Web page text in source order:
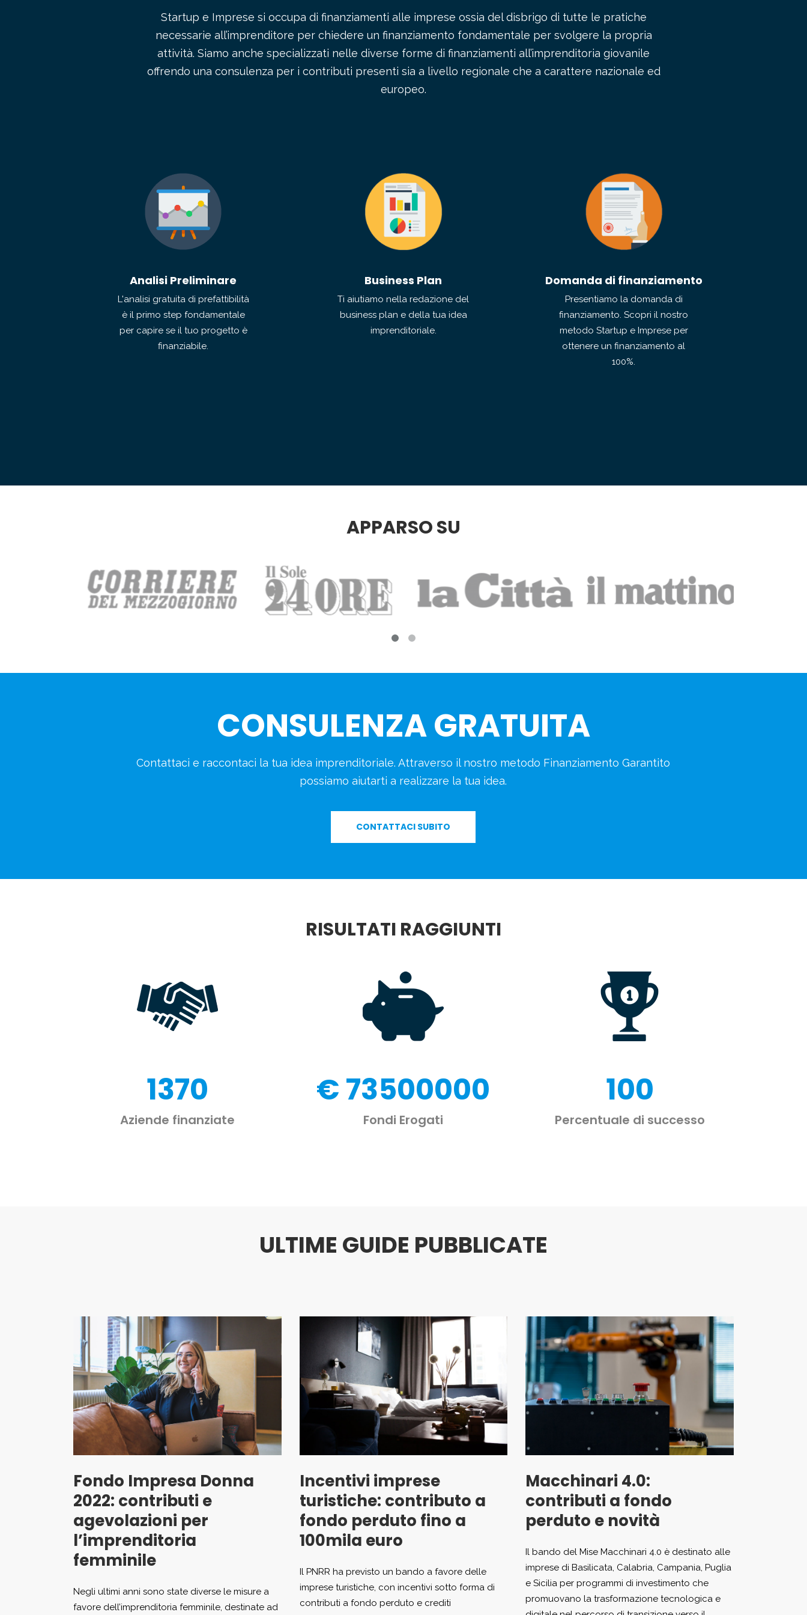
Startup e Imprese si occupa di finanziamenti alle imprese ossia del disbrigo di tutte le pratiche
necessarie all’imprenditore per chiedere un finanziamento fondamentale per svolgere la propria
attività. Siamo anche specializzati nelle diverse forme di finanziamenti all’imprenditoria giovanile
offrendo una consulenza per i contributi presenti sia a livello regionale che a carattere nazionale ed
europeo.
Analisi Preliminare
L'analisi gratuita di prefattibilità
è il primo step fondamentale
per capire se il tuo progetto è
finanziabile.
Business Plan
Ti aiutiamo nella redazione del
business plan e della tua idea
imprenditoriale.
Domanda di finanziamento
Presentiamo la domanda di
finanziamento. Scopri il nostro
metodo Startup e Imprese per
ottenere un finanziamento al
100%.
APPARSO SU
CONSULENZA GRATUITA
Contattaci e raccontaci la tua idea imprenditoriale. Attraverso il nostro metodo Finanziamento Garantito
possiamo aiutarti a realizzare la tua idea.
CONTATTACI SUBITO
RISULTATI RAGGIUNTI
1370
Aziende finanziate
73500000
Fondi Erogati
100
Percentuale di successo
ULTIME GUIDE PUBBLICATE
Fondo Impresa Donna
2022: contributi e
agevolazioni per
l’imprenditoria
femminile
Negli ultimi anni sono state diverse le misure a
favore dell’imprenditoria femminile, destinate ad
Incentivi imprese
turistiche: contributo a
fondo perduto fino a
100mila euro
Il PNRR ha previsto un bando a favore delle
imprese turistiche, con incentivi sotto forma di
contributi a fondo perduto e crediti
Macchinari 4.0:
contributi a fondo
perduto e novità
Il bando del Mise Macchinari 4.0 è destinato alle
imprese di Basilicata, Calabria, Campania, Puglia
e Sicilia per programmi di investimento che
promuovano la trasformazione tecnologica e